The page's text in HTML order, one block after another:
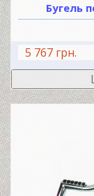
Бугель
5 767 грн.